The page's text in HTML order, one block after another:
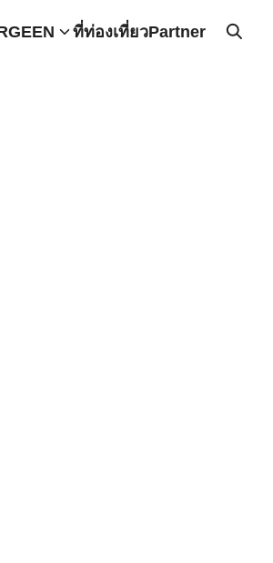
ที่ท่องเที่ยวPartner